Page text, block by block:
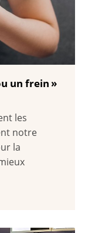
un frein »
les
notre
la